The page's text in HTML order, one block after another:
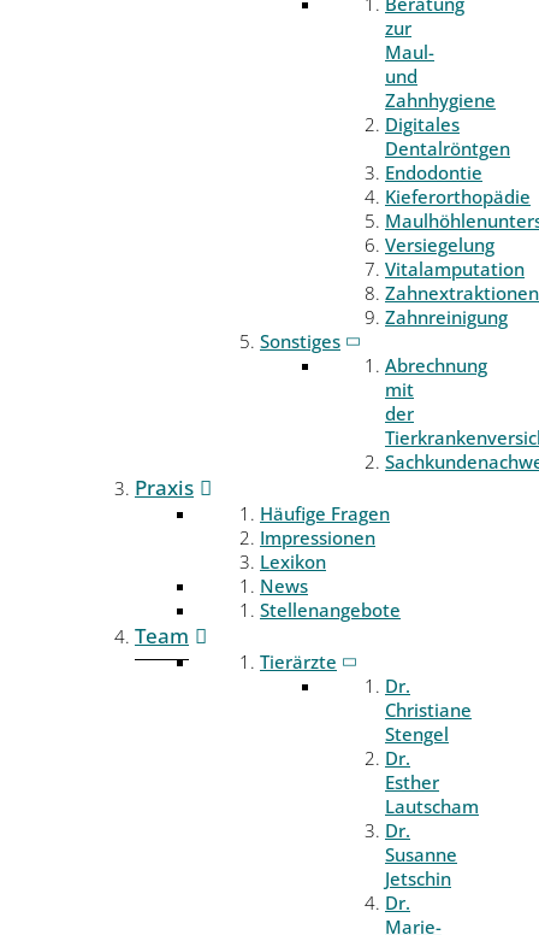
zur
Maul-
und
Zahnhygiene
Digitales
Dentalröntgen
Endodontie
Kieferorthopädie
Versiegelung
Vitalamputation
Zahnextraktionen
Zahnreinigung
Sonstiges
Abrechnung
mit
der
Praxis
Häufige Fragen
Impressionen
Lexikon
News
Stellenangebote
Team
Tierärzte
Dr.
Christiane
Stengel
Dr.
Esther
Lautscham
Dr.
Susanne
Jetschin
Dr.
Marie-